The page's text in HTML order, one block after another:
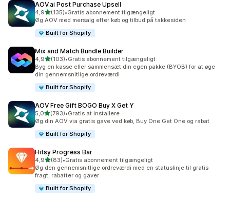
AOV.ai Post Purchase Upsell
4,9ud af 5 stjerner
(135)
135 anmeldelser i alt
•Gratis abonnement tilgængeligt
Øg AOV med mersalg efter køb og tilbud på takkesiden
Built for Shopify
Mix and Match Bundle Builder
4,9ud af 5 stjerner
(103)
103 anmeldelser i alt
•Gratis abonnement tilgængeligt
Byg en kasse eller sammensæt din egen pakke (BYOB) for at øge
din gennemsnitlige ordreværdi
Built for Shopify
AOV Free Gift BOGO Buy X Get Y
5,0ud af 5 stjerner
(793)
793 anmeldelser i alt
•Gratis at installere
Øg din AOV via gratis gave ved køb, Buy One Get One og rabat
Built for Shopify
Hitsy Progress Bar
4,9ud af 5 stjerner
(83)
83 anmeldelser i alt
•Gratis abonnement tilgængeligt
Øg den gennemsnitlige ordreværdi med en statuslinje til gratis
fragt, rabatter og gaver
Built for Shopify